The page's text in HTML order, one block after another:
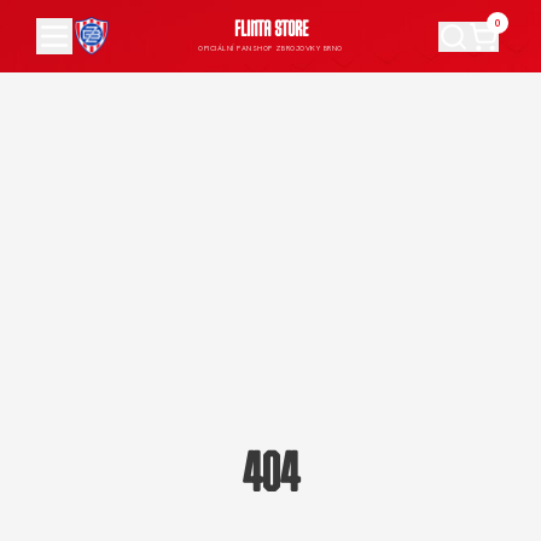
FLINTA STORE
OFICIÁLNÍ FANSHOP ZBROJOVKY BRNO
0
404